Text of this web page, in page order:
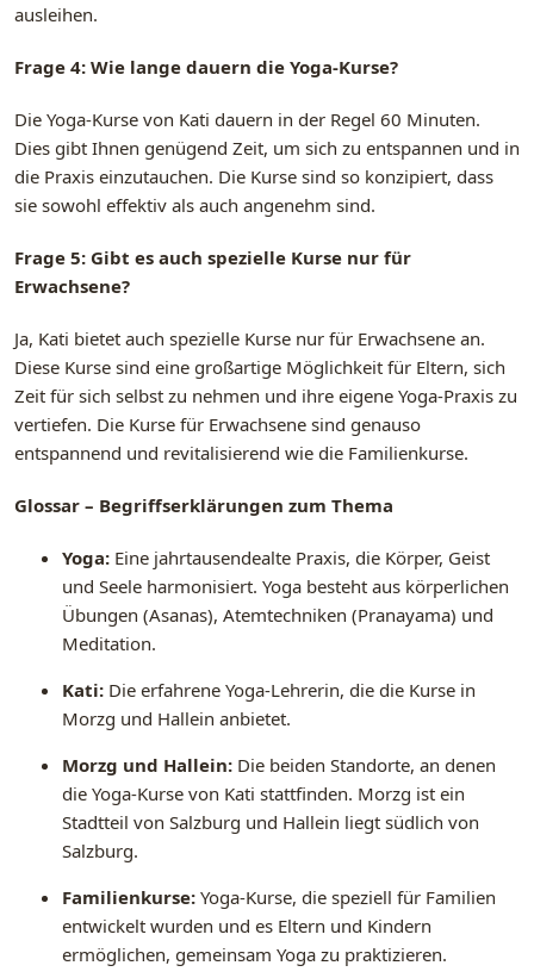
ausleihen.
Frage 4: Wie lange dauern die Yoga-Kurse?
Die Yoga-Kurse von Kati dauern in der Regel 60 Minuten.
Dies gibt Ihnen genügend Zeit, um sich zu entspannen und in
die Praxis einzutauchen. Die Kurse sind so konzipiert, dass
sie sowohl effektiv als auch angenehm sind.
Frage 5: Gibt es auch spezielle Kurse nur für
Erwachsene?
Ja, Kati bietet auch spezielle Kurse nur für Erwachsene an.
Diese Kurse sind eine großartige Möglichkeit für Eltern, sich
Zeit für sich selbst zu nehmen und ihre eigene Yoga-Praxis zu
vertiefen. Die Kurse für Erwachsene sind genauso
entspannend und revitalisierend wie die Familienkurse.
Glossar – Begriffserklärungen zum Thema
Yoga: Eine jahrtausendealte Praxis, die Körper, Geist
und Seele harmonisiert. Yoga besteht aus körperlichen
Übungen (Asanas), Atemtechniken (Pranayama) und
Meditation.
Kati: Die erfahrene Yoga-Lehrerin, die die Kurse in
Morzg und Hallein anbietet.
Morzg und Hallein: Die beiden Standorte, an denen
die Yoga-Kurse von Kati stattfinden. Morzg ist ein
Stadtteil von Salzburg und Hallein liegt südlich von
Salzburg.
Familienkurse: Yoga-Kurse, die speziell für Familien
entwickelt wurden und es Eltern und Kindern
ermöglichen, gemeinsam Yoga zu praktizieren.